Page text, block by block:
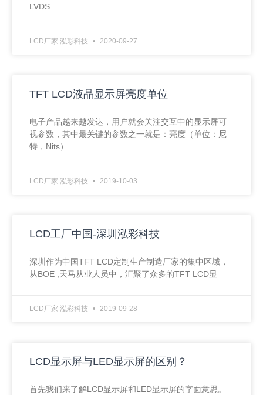
LVDS
LCD厂家 泓彩科技 2020-09-27
TFT LCD液晶显示屏亮度单位
电子产品越来越发达，用户就会关注交互中的显示屏可
视参数，其中最关键的参数之一就是：亮度（单位：尼
特，Nits）
LCD厂家 泓彩科技 2019-10-03
LCD工厂中国-深圳泓彩科技
深圳作为中国TFT LCD定制生产制造厂家的集中区域，
从BOE ,天马从业人员中，汇聚了众多的TFT LCD显
LCD厂家 泓彩科技 2019-09-28
LCD显示屏与LED显示屏的区别？
首先我们来了解LCD显示屏和LED显示屏的字面意思。